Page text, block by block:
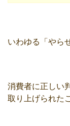
いわゆる「やら
消費者に正しい
取り上げられた